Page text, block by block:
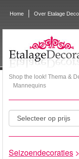
Home Over Etalage
Shop the look! Thema &
Mannequins
Seizoendecoraties >